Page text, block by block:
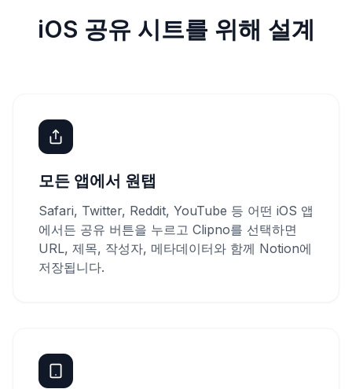
iOS 공유 시트를 위해 설계
모든 앱에서 원탭
Safari, Twitter, Reddit, YouTube 등 어떤 iOS 앱
에서든 공유 버튼을 누르고 Clipno를 선택하면
URL, 제목, 작성자, 메타데이터와 함께 Notion에
저장됩니다.